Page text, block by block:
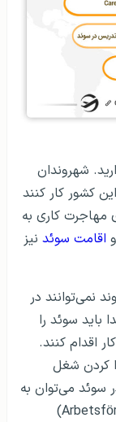
شهروندان
کشور کار کنند
مهاجرت کاری به
اقامت سوئد نیز
نمی‌توانند در
باید سوئد را
اقدام کنند.
کردن شغل
سوئد می‌توان به
سرویس اشتغال عمومی سوئد (Arbetsförmedlingen)